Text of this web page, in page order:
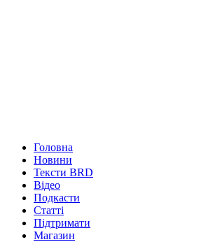
Головна
Новини
Тексти BRD
Відео
Подкасти
Статті
Підтримати
Магазин